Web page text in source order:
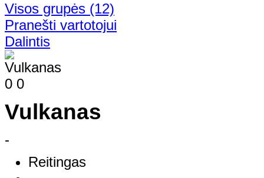
Visos grupės (12)
Pranešti vartotojui
Dalintis
0 0
Vulkanas
-
Reitingas